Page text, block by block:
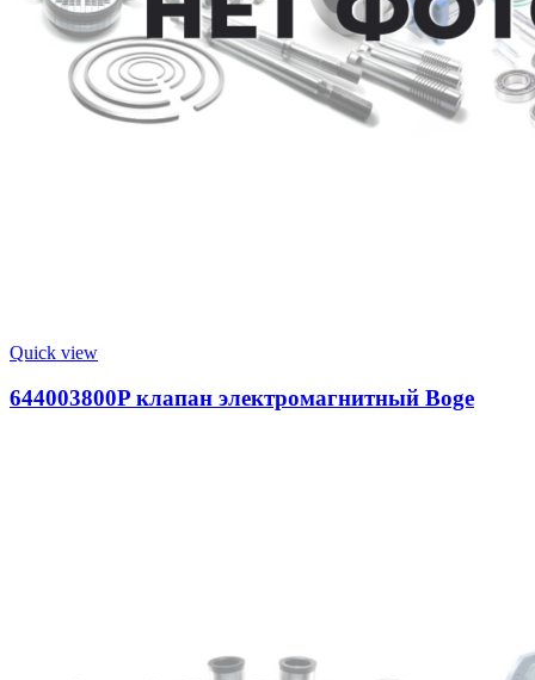
Quick view
644003800P клапан электромагнитный Boge